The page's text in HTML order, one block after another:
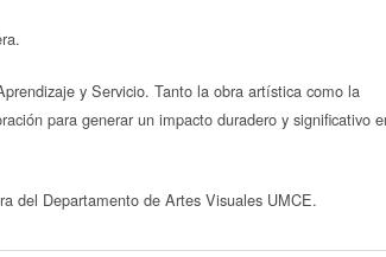
y Servicio. Tanto la obra artística como la
para generar un impacto duradero y significativo
del Departamento de Artes Visuales UMCE.